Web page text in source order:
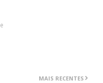
MAIS RECENTES